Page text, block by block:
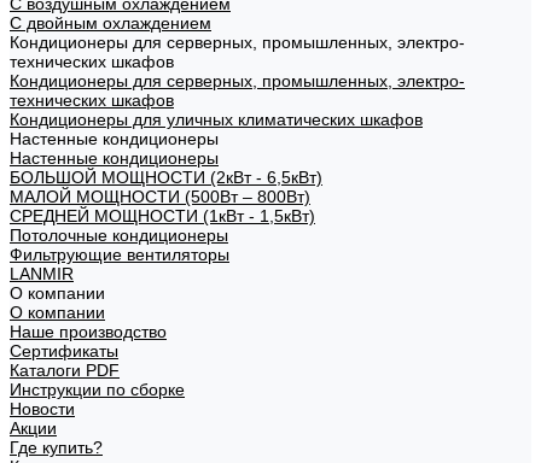
С двойным охлаждением
Кондиционеры для серверных, промышленных, электро-
технических шкафов
Кондиционеры для серверных, промышленных, электро-
технических шкафов
Кондиционеры для уличных климатических шкафов
Настенные кондиционеры
Настенные кондиционеры
БОЛЬШОЙ МОЩНОСТИ (2кВт - 6,5кВт)
МАЛОЙ МОЩНОСТИ (500Вт – 800Вт)
СРЕДНЕЙ МОЩНОСТИ (1кВт - 1,5кВт)
Потолочные кондиционеры
Фильтрующие вентиляторы
LANMIR
О компании
О компании
Наше производство
Сертификаты
Каталоги PDF
Инструкции по сборке
Новости
Акции
Где купить?